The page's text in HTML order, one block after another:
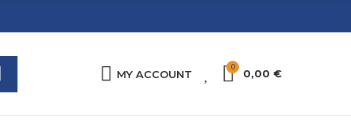
MY ACCOUNT
0
0,00 €